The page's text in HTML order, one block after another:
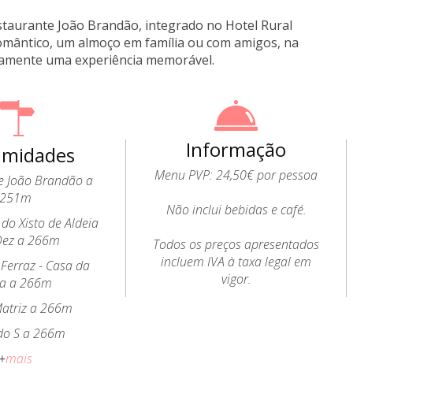
João Brandão, integrado no Hotel Rural
um almoço em família ou com amigos, na
uma experiência memorável.
João Brandão a
251m
Xisto de Aldeia
a 266m
- Casa da
a 266m
a 266m
S a 266m
+mais
Informação
Menu PVP: 24,50€ por pessoa
Não inclui bebidas e café.
Todos os preços apresentados
incluem IVA à taxa legal em
vigor.